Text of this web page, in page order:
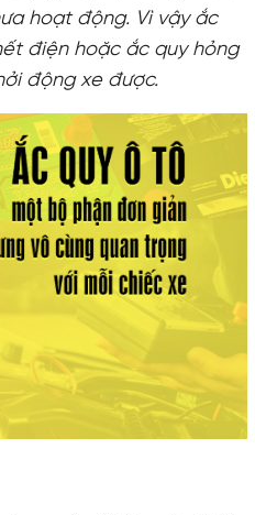
hoạt động. Vì vậy ắc
điện hoặc ắc quy hỏng
động xe được.